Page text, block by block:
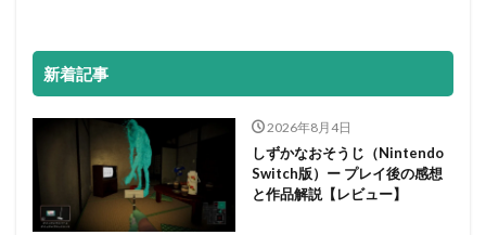
新着記事
2026年8月4日
しずかなおそうじ（Nintendo
Switch版）ー プレイ後の感想
と作品解説【レビュー】